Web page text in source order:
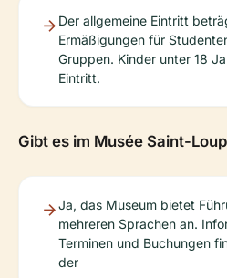
Der allgemeine Eintritt
Ermäßigungen für
Gruppen. Kinder unter 18
Eintritt.
Gibt es im Musée Saint-
Ja, das Museum bietet
mehreren Sprachen an.
Terminen und Buchungen
der